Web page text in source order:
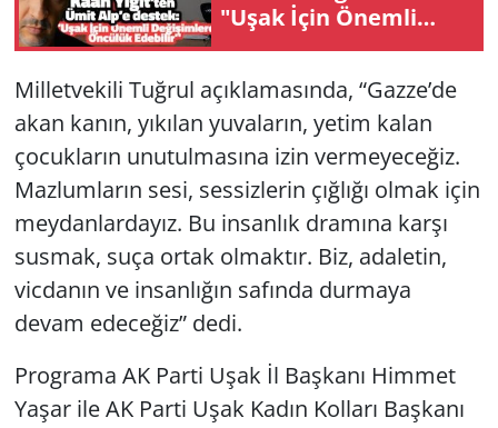
"Uşak İçin Önemli
Değişimlere Öncülük
Milletvekili Tuğrul açıklamasında, “Gazze’de
akan kanın, yıkılan yuvaların, yetim kalan
çocukların unutulmasına izin vermeyeceğiz.
Mazlumların sesi, sessizlerin çığlığı olmak için
meydanlardayız. Bu insanlık dramına karşı
susmak, suça ortak olmaktır. Biz, adaletin,
vicdanın ve insanlığın safında durmaya
devam edeceğiz” dedi.
Programa AK Parti Uşak İl Başkanı Himmet
Yaşar ile AK Parti Uşak Kadın Kolları Başkanı